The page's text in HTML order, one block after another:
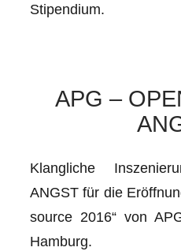
Stipendium.
APG –
Klangliche
ANGST für die
source 2016“ von
Hamburg.